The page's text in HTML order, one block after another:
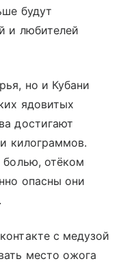
будут
и любителей
но и Кубани
ядовитых
достигают
килограммов.
болью, отёком
опасны они
с медузой
место ожога